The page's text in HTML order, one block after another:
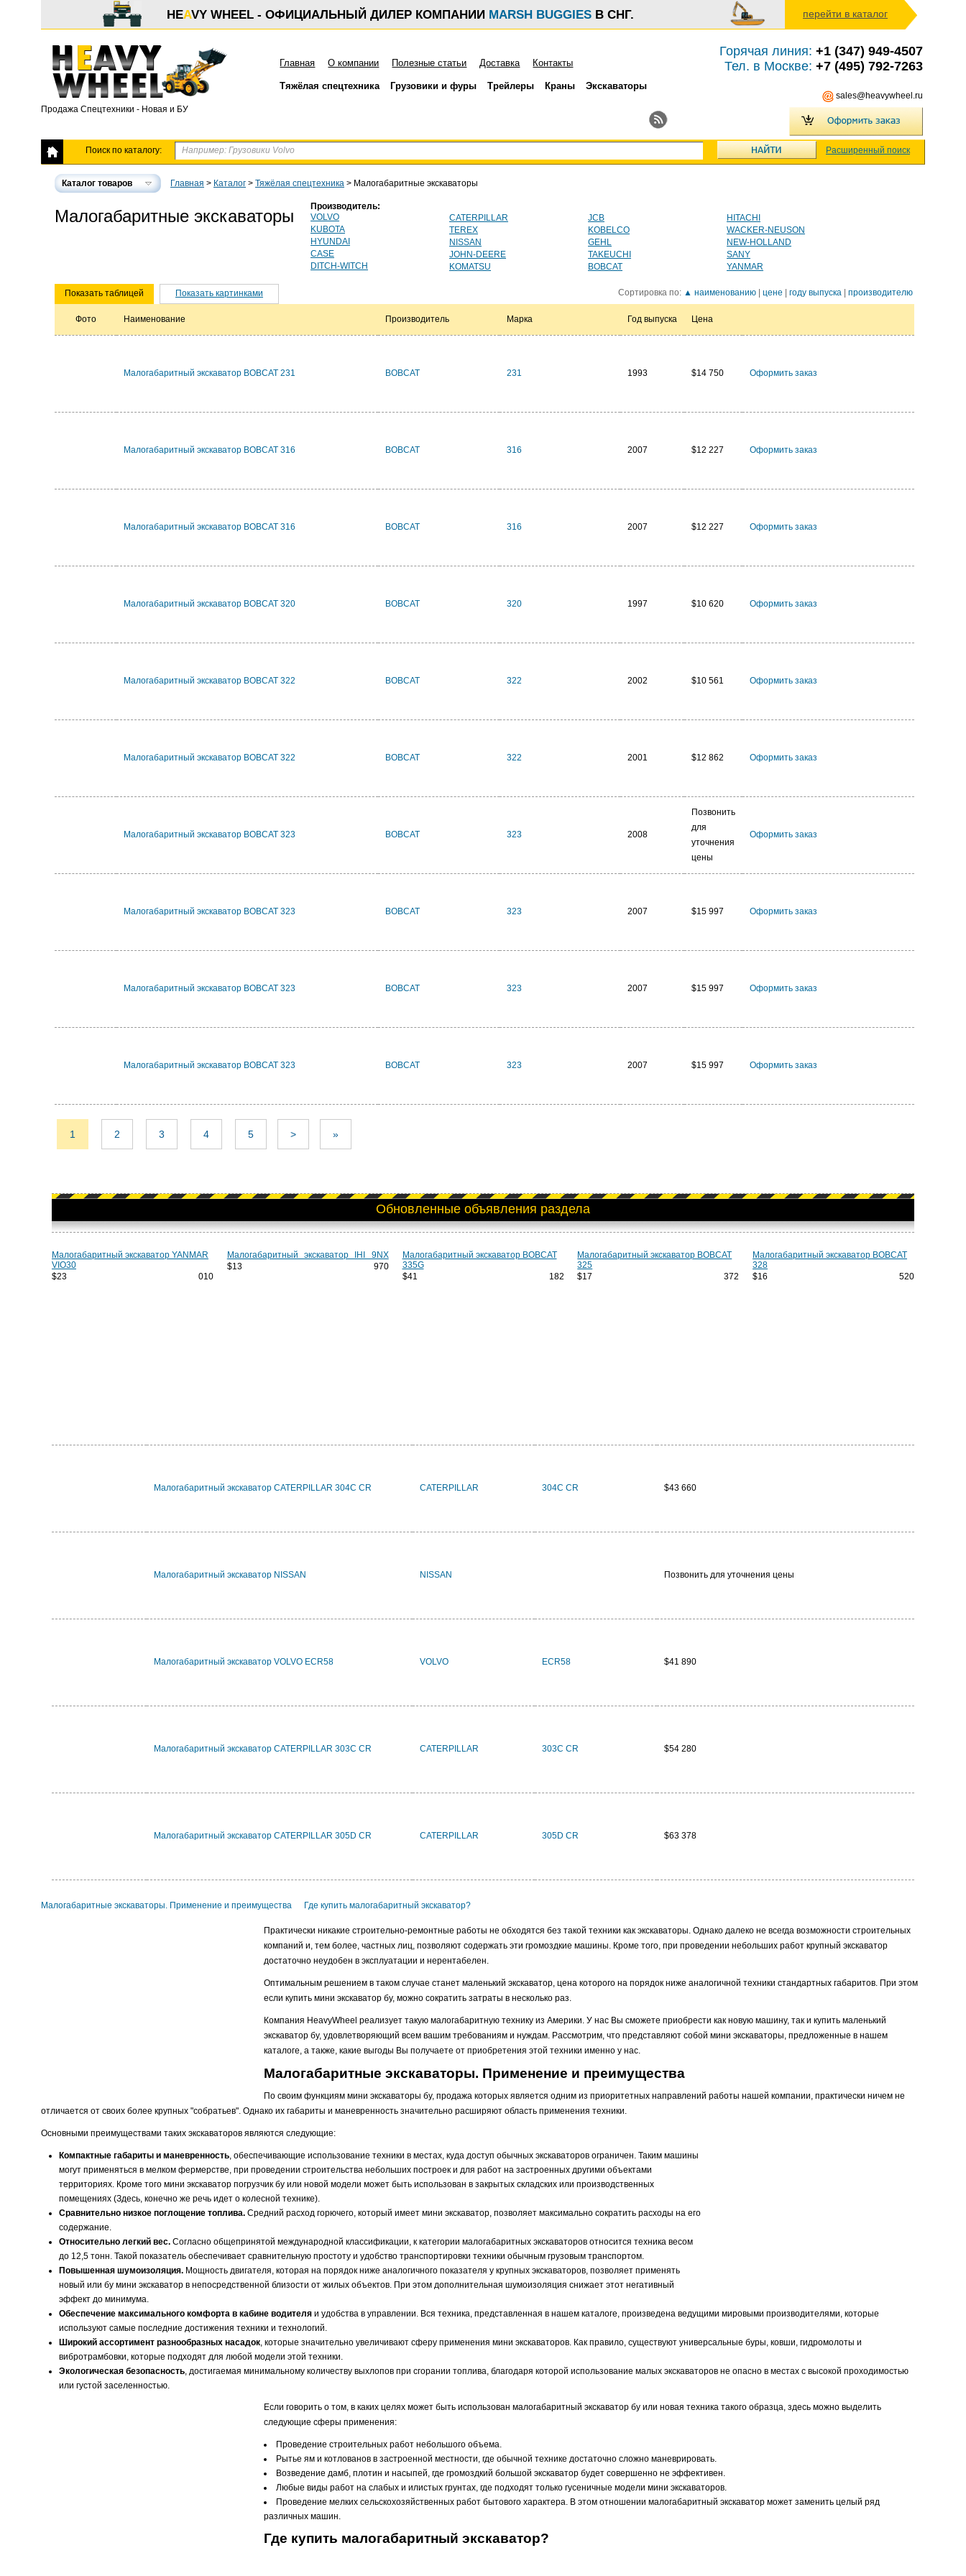
HEAVY WHEEL - ОФИЦИАЛЬНЫЙ ДИЛЕР КОМПАНИИ MARSH BUGGIES В СНГ. перейти в каталог
Продажа Спецтехники - Новая и БУ
Главная О компании Полезные статьи Доставка Контакты
Тяжёлая спецтехника Грузовики и фуры Трейлеры Краны Экскаваторы
Горячая линия: +1 (347) 949-4507
Тел. в Москве: +7 (495) 792-7263
sales@heavywheel.ru
Поиск по каталогу: Расширенный поиск
Каталог товаров Главная > Каталог > Тяжёлая спецтехника > Малогабаритные экскаваторы
Малогабаритные экскаваторы
Производитель:
VOLVO
KUBOTA
HYUNDAI
CASE
DITCH-WITCH
CATERPILLAR
TEREX
NISSAN
JOHN-DEERE
KOMATSU
JCB
KOBELCO
GEHL
TAKEUCHI
BOBCAT
HITACHI
WACKER-NEUSON
NEW-HOLLAND
SANY
YANMAR
Показать таблицей Показать картинками Сортировка по: ▲ наименованию |цене |году выпуска |производителю
Фото Наименование Производитель Марка Год выпуска Цена
Малогабаритный экскаватор BOBCAT 231 BOBCAT 231 1993 $14 750 Оформить заказ
Малогабаритный экскаватор BOBCAT 316 BOBCAT 316 2007 $12 227 Оформить заказ
Малогабаритный экскаватор BOBCAT 316 BOBCAT 316 2007 $12 227 Оформить заказ
Малогабаритный экскаватор BOBCAT 320 BOBCAT 320 1997 $10 620 Оформить заказ
Малогабаритный экскаватор BOBCAT 322 BOBCAT 322 2002 $10 561 Оформить заказ
Малогабаритный экскаватор BOBCAT 322 BOBCAT 322 2001 $12 862 Оформить заказ
Малогабаритный экскаватор BOBCAT 323 BOBCAT 323 2008
Позвонить
для
уточнения
цены
Оформить заказ
Малогабаритный экскаватор BOBCAT 323 BOBCAT 323 2007 $15 997 Оформить заказ
Малогабаритный экскаватор BOBCAT 323 BOBCAT 323 2007 $15 997 Оформить заказ
Малогабаритный экскаватор BOBCAT 323 BOBCAT 323 2007 $15 997 Оформить заказ
1 2 3 4 5 > »
Обновленные объявления раздела
Малогабаритный экскаватор YANMAR
VIO30
$23 010
Малогабаритный экскаватор IHI 9NX
$13 970
Малогабаритный экскаватор BOBCAT
335G
$41 182
Малогабаритный экскаватор BOBCAT
325
$17 372
Малогабаритный экскаватор BOBCAT
328
$16 520
Малогабаритный экскаватор CATERPILLAR 304C CR CATERPILLAR 304C CR $43 660
Малогабаритный экскаватор NISSAN NISSAN Позвонить для уточнения цены
Малогабаритный экскаватор VOLVO ECR58 VOLVO ECR58 $41 890
Малогабаритный экскаватор CATERPILLAR 303C CR CATERPILLAR 303C CR $54 280
Малогабаритный экскаватор CATERPILLAR 305D CR CATERPILLAR 305D CR $63 378
Малогабаритные экскаваторы. Применение и преимущества Где купить малогабаритный экскаватор?
Практически никакие строительно-ремонтные работы не обходятся без такой техники как экскаваторы. Однако далеко не всегда возможности строительных
компаний и, тем более, частных лиц, позволяют содержать эти громоздкие машины. Кроме того, при проведении небольших работ крупный экскаватор
достаточно неудобен в эксплуатации и нерентабелен.
Оптимальным решением в таком случае станет маленький экскаватор, цена которого на порядок ниже аналогичной техники стандартных габаритов. При этом
если купить мини экскаватор бу, можно сократить затраты в несколько раз.
Компания HeavyWheel реализует такую малогабаритную технику из Америки. У нас Вы сможете приобрести как новую машину, так и купить маленький
экскаватор бу, удовлетворяющий всем вашим требованиям и нуждам. Рассмотрим, что представляют собой мини экскаваторы, предложенные в нашем
каталоге, а также, какие выгоды Вы получаете от приобретения этой техники именно у нас.
Малогабаритные экскаваторы. Применение и преимущества
По своим функциям мини экскаваторы бу, продажа которых является одним из приоритетных направлений работы нашей компании, практически ничем не
отличается от своих более крупных "собратьев". Однако их габариты и маневренность значительно расширяют область применения техники.
Основными преимуществами таких экскаваторов являются следующие:
Компактные габариты и маневренность, обеспечивающие использование техники в местах, куда доступ обычных экскаваторов ограничен. Таким машины
могут применяться в мелком фермерстве, при проведении строительства небольших построек и для работ на застроенных другими объектами
территориях. Кроме того мини экскаватор погрузчик бу или новой модели может быть использован в закрытых складских или производственных
помещениях (Здесь, конечно же речь идет о колесной технике).
Сравнительно низкое поглощение топлива. Средний расход горючего, который имеет мини экскаватор, позволяет максимально сократить расходы на его
содержание.
Относительно легкий вес. Согласно общепринятой международной классификации, к категории малогабаритных экскаваторов относится техника весом
до 12,5 тонн. Такой показатель обеспечивает сравнительную простоту и удобство транспортировки техники обычным грузовым транспортом.
Повышенная шумоизоляция. Мощность двигателя, которая на порядок ниже аналогичного показателя у крупных экскаваторов, позволяет применять
новый или бу мини экскаватор в непосредственной близости от жилых объектов. При этом дополнительная шумоизоляция снижает этот негативный
эффект до минимума.
Обеспечение максимального комфорта в кабине водителя и удобства в управлении. Вся техника, представленная в нашем каталоге, произведена ведущими мировыми производителями, которые
используют самые последние достижения техники и технологий.
Широкий ассортимент разнообразных насадок, которые значительно увеличивают сферу применения мини экскаваторов. Как правило, существуют универсальные буры, ковши, гидромолоты и
вибротрамбовки, которые подходят для любой модели этой техники.
Экологическая безопасность, достигаемая минимальному количеству выхлопов при сгорании топлива, благодаря которой использование малых экскаваторов не опасно в местах с высокой проходимостью
или густой заселенностью.
Если говорить о том, в каких целях может быть использован малогабаритный экскаватор бу или новая техника такого образца, здесь можно выделить
следующие сферы применения:
Проведение строительных работ небольшого объема.
Рытье ям и котлованов в застроенной местности, где обычной технике достаточно сложно маневрировать.
Возведение дамб, плотин и насыпей, где громоздкий большой экскаватор будет совершенно не эффективен.
Любые виды работ на слабых и илистых грунтах, где подходят только гусеничные модели мини экскаваторов.
Проведение мелких сельскохозяйственных работ бытового характера. В этом отношении малогабаритный экскаватор может заменить целый ряд
различных машин.
Где купить малогабаритный экскаватор?